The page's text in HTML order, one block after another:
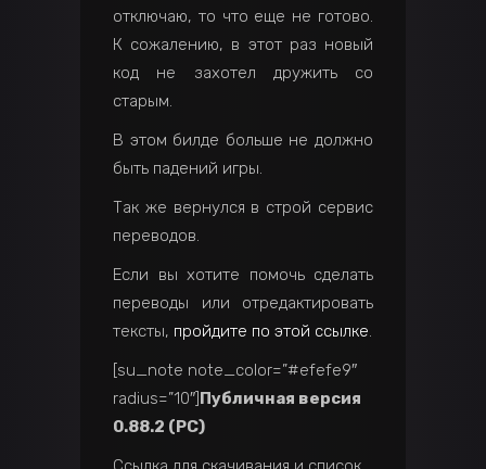
отключаю, то что еще не готово.
К сожалению, в этот раз новый
код не захотел дружить со
старым.
В этом билде больше не должно
быть падений игры.
Так же вернулся в строй сервис
переводов.
Если вы хотите помочь сделать
переводы или отредактировать
тексты, пройдите по этой ссылке.
[su_note note_color=”#efefe9″
radius=”10″] Публичная версия
0.88.2 (PC)